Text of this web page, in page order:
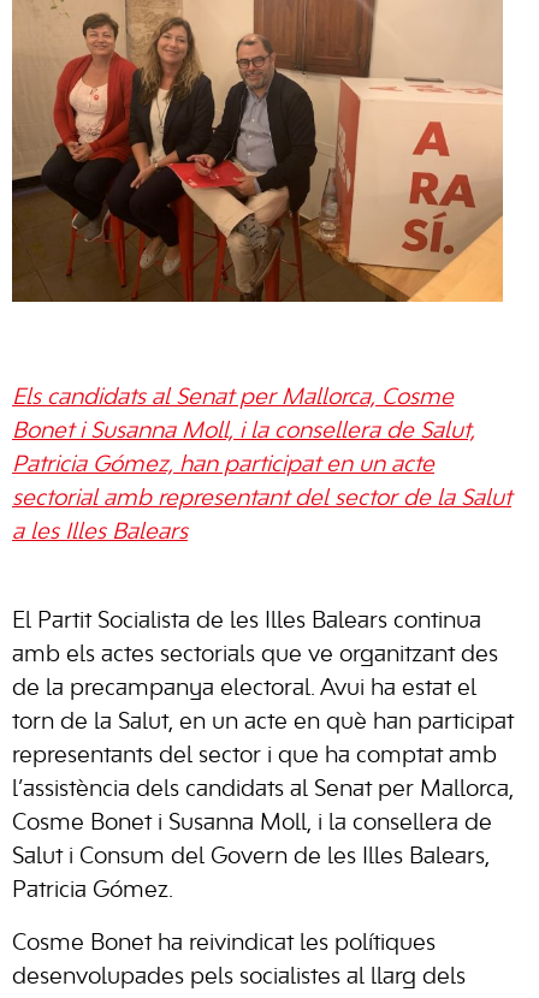
Els candidats al Senat per Mallorca, Cosme
Bonet i Susanna Moll, i la consellera de Salut,
Patricia Gómez, han participat en un acte
sectorial amb representant del sector de la Salut
a les Illes Balears
El Partit Socialista de les Illes Balears continua
amb els actes sectorials que ve organitzant des
de la precampanya electoral. Avui ha estat el
torn de la Salut, en un acte en què han participat
representants del sector i que ha comptat amb
l’assistència dels candidats al Senat per Mallorca,
Cosme Bonet i Susanna Moll, i la consellera de
Salut i Consum del Govern de les Illes Balears,
Patricia Gómez.
Cosme Bonet ha reivindicat les polítiques
desenvolupades pels socialistes al llarg dels